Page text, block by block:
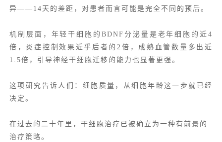
异——14天的差距，对患者而言可能是完全不同的预后。
机制层面，年轻干细胞的BDNF分泌量是老年细胞的近4
倍，炎症控制效果近乎后者的2倍，成熟血管数量多出近
1.5倍，引导神经干细胞迁移的能力也显著更强。
这项研究告诉人们：细胞质量，从细胞年龄这一步就已经
决定。
在过去的二十年里，干细胞治疗已被确立为一种有前景的
治疗策略。